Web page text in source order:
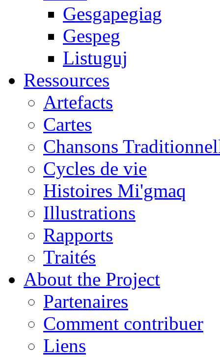
Gesgapegiag
Gespeg
Listuguj
Ressources
Artefacts
Cartes
Chansons
Cycles de vie
Histoires Mi'gmaq
Illustrations
Rapports
Traités
About the Project
Partenaires
Comment contribuer
Liens